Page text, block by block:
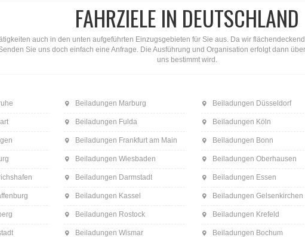
FAHRZIELE IN DEUTSCHLAND
auch in den unten aufgeführten Einzugsgebieten für Sie aus. Da wir
Sie uns doch einfach eine Anfrage. Die Ausführung und Organisation erfolgt dann
uns bestimmt wird.
Beiladungen Marburg
Beiladungen Fulda
Beiladungen Frankfurt am Main
Beiladungen Wiesbaden
Beiladungen Darmstadt
Beiladungen Kassel
Beiladungen Rostock
Beiladungen Wismar
Beiladungen Düsseldorf
Beiladungen Köln
Beiladungen Bonn
Beiladungen Oberhausen
Beiladungen Essen
Beiladungen Gelsenkirchen
Beiladungen Krefeld
Beiladungen Bochum